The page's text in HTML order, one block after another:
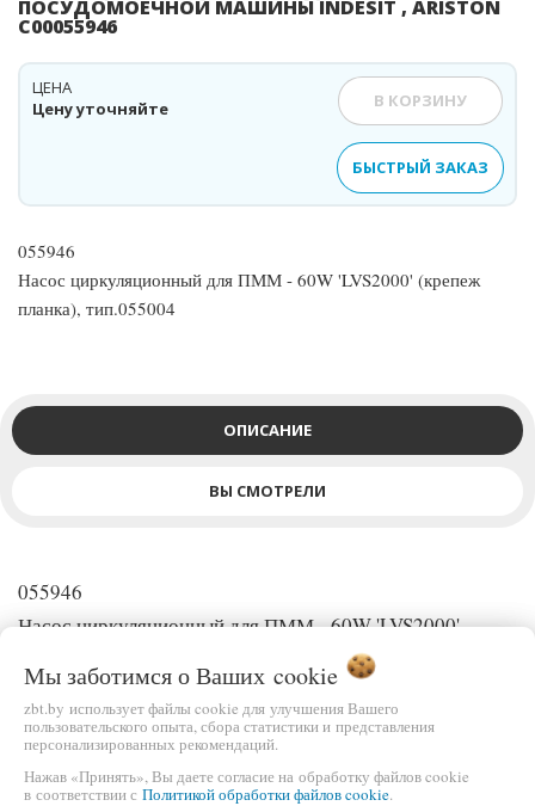
ПОСУДОМОЕЧНОЙ МАШИНЫ INDESIT , ARISTON
C00055946
Цену уточняйте
ЦЕНА
В КОРЗИНУ
БЫСТРЫЙ ЗАКАЗ
055946
Насос циркуляционный для ПММ - 60W 'LVS2000' (крепеж
планка), тип.055004
ОПИСАНИЕ
ВЫ СМОТРЕЛИ
055946
Насос циркуляционный для ПММ - 60W 'LVS2000'
Циркуляционный насос 055946 для посудомоечных
машин Ariston, Indesit, Ardo. Мощность 60W.
Мы заботимся о Ваших cookie
zbt.by использует файлы cookie для улучшения Вашего
пользовательского опыта, сбора статистики и представления
персонализированных рекомендаций.
Нажав «Принять», Вы даете согласие на обработку файлов cookie
в соответствии с Политикой обработки файлов cookie.